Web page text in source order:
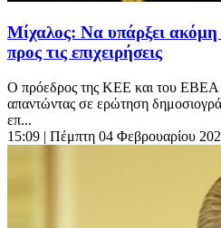
Μίχαλος: Να υπάρξει ακόμη
προς τις επιχειρήσεις
Ο πρόεδρος της ΚΕΕ και του ΕΒΕΑ
απαντώντας σε ερώτηση
επ...
15:09 | Πέμπτη 04 Φεβρουαρίου